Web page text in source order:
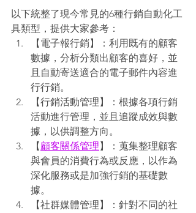
以下統整了現今常見的6種行銷自動化工
具類型，提供大家參考：
【電子報行銷】：利用既有的顧客
數據，分析分類出顧客的喜好，並
且自動寄送適合的電子郵件內容進
行行銷。
【行銷活動管理】：根據各項行銷
活動進行管理，並且追蹤成效與數
據，以供調整方向。
【 顧客關係管理 】：蒐集整理顧客
與會員的消費行為或反應，以作為
深化服務或是加強行銷的基礎數
據。
【社群媒體管理】：針對不同的社